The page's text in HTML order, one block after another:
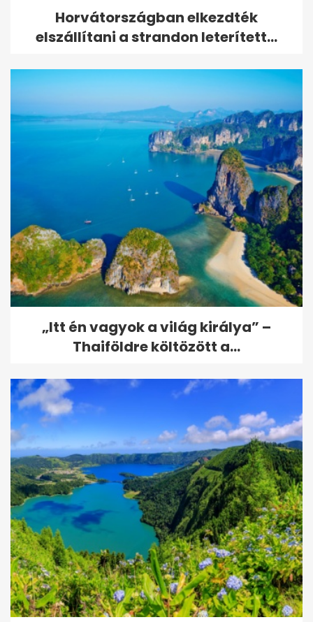
Horvátországban elkezdték
elszállítani a strandon leterített...
„Itt én vagyok a világ királya” –
Thaiföldre költözött a...